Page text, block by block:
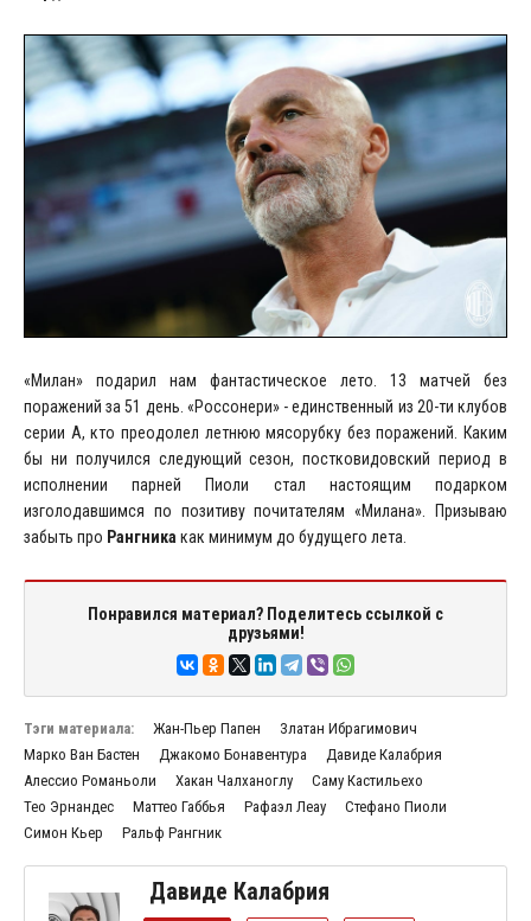
«Милан» подарил нам фантастическое лето. 13 матчей без
поражений за 51 день. «Россонери» - единственный из 20-ти клубов
серии А, кто преодолел летнюю мясорубку без поражений. Каким
бы ни получился следующий сезон, постковидовский период в
исполнении парней Пиоли стал настоящим подарком
изголодавшимся по позитиву почитателям «Милана». Призываю
забыть про Рангника как минимум до будущего лета.
Понравился материал? Поделитесь ссылкой с
друзьями!
Тэги материала: Жан-Пьер Папен
Златан Ибрагимович
Марко Ван Бастен
Джакомо Бонавентура
Давиде Калабрия
Алессио Романьоли
Хакан Чалханоглу
Саму Кастильехо
Тео Эрнандес
Маттео Габбья Рафаэл Леау
Стефано Пиоли
Симон Кьер
Ральф Рангник
Давиде Калабрия